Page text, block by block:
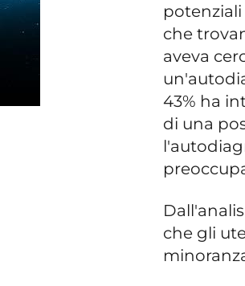
che
aveva
43% ha
di una
che gli